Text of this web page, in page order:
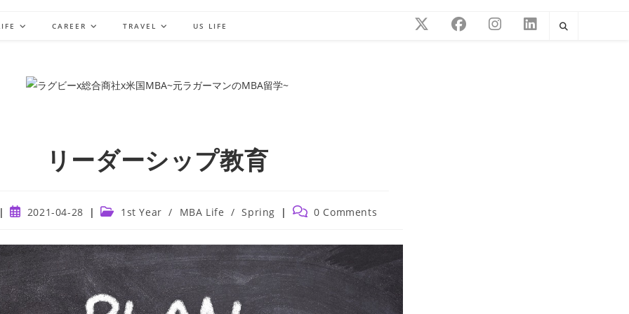
CAREER TRAVEL US LIFE
リーダーシップ教育
Post2021-04-28
Post 1st Year / MBA Life / Spring
Post 0 Comments